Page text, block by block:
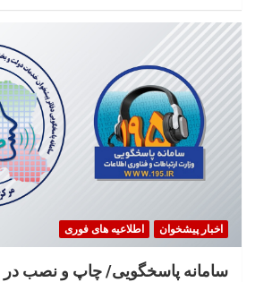
اخبار پیشخوان اطلاعیه های فوری
سامانه پاسخگویی/ چاپ و نصب در